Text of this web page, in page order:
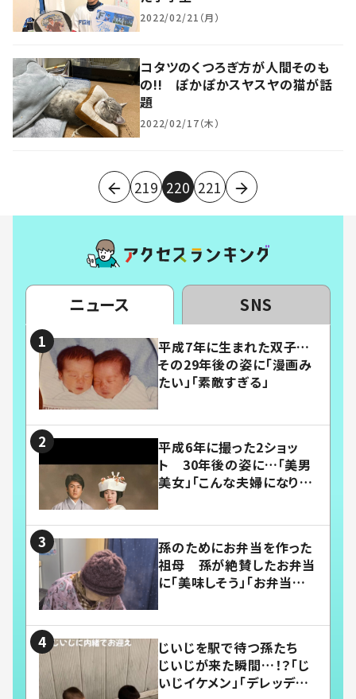
2022/02/21（月）
コタツのくつろぎ方が人間そのも
の!! ぽかぽかスヤスヤの猫が話
題
2022/02/17（木）
219 220 221
ニュース SNS
平成7年に生まれた双子…
その29年後の姿に「漫画み
たい」「素敵すぎる」
平成6年に撮った2ショッ
ト 30年後の姿に…「美男
美女」「こんな夫婦になりた
孫のためにお弁当を作った
祖母 孫が絶賛したお弁当
に「美味しそう」「お弁当すご
じいじを駅で待つ孫たち
じいじが来た瞬間…！？「じ
いじイケメン」「デレッデレ」